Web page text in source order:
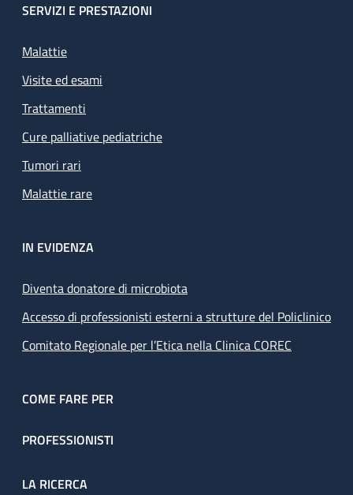
SERVIZI E PRESTAZIONI
Malattie
Visite ed esami
Trattamenti
Cure palliative pediatriche
Tumori rari
Malattie rare
IN EVIDENZA
Diventa donatore di microbiota
Accesso di professionisti esterni a strutture del Policlinico
Comitato Regionale per l’Etica nella Clinica COREC
COME FARE PER
PROFESSIONISTI
LA RICERCA